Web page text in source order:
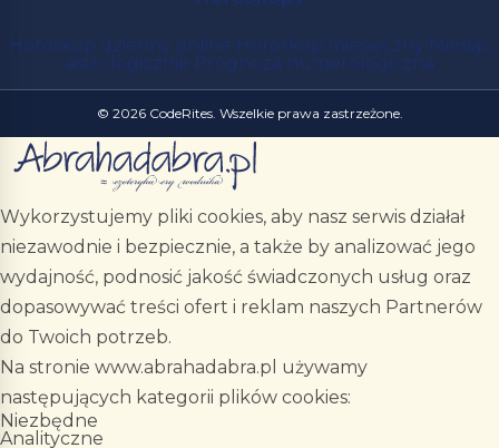
Horoskop dzienny online Horoskop miesięczny Miesiąc
astrologicznie Prognoza numerologiczna
© 2026 CodeRites. Wszelkie prawa zastrzeżone.
Wykorzystujemy pliki cookies, aby nasz serwis działał
niezawodnie i bezpiecznie, a także by analizować jego
wydajność, podnosić jakość świadczonych usług oraz
dopasowywać treści ofert i reklam naszych Partnerów
do Twoich potrzeb.
Na stronie www.abrahadabra.pl używamy
następujących kategorii plików cookies:
Niezbędne
Analityczne